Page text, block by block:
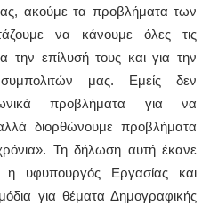
ακούμε τα προβλήματα των
να κάνουμε όλες τις
την επίλυσή τους και για την
μας. Εμείς δεν
προβλήματα για να
διορθώνουμε προβλήματα
Τη δήλωση αυτή έκανε
υφυπουργός Εργασίας και
για θέματα Δημογραφικής